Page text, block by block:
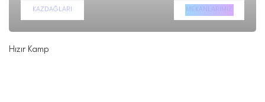
MEKANLARIMIZ
KAZDAĞLARI
Hızır Kamp